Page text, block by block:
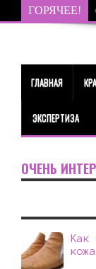
ГОРЯЧЕЕ!
ГЛАВНАЯ
ЭКСПЕРТИЗА
ОЧЕНЬ
Как